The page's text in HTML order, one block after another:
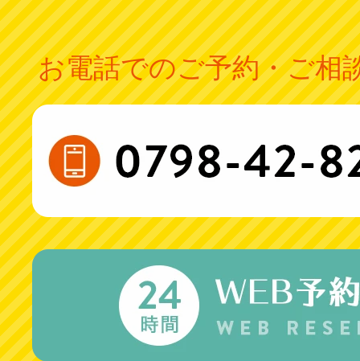
お電話でのご予約・ご相